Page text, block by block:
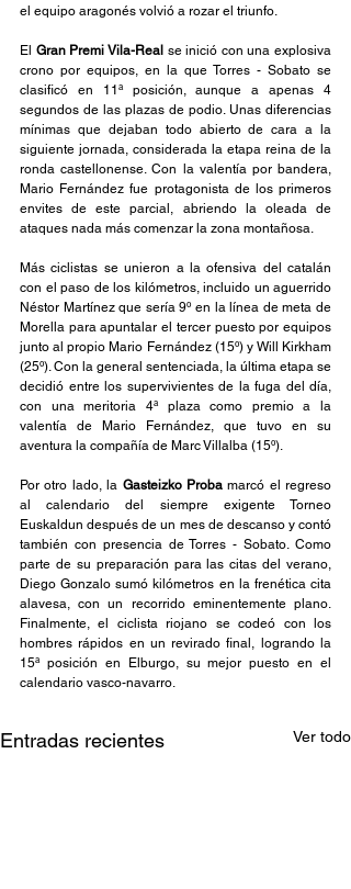
el equipo aragonés volvió a rozar el triunfo.
El Gran Premi Vila-Real se inició con una explosiva
crono por equipos, en la que Torres - Sobato se
clasificó en 11ª posición, aunque a apenas 4
segundos de las plazas de podio. Unas diferencias
mínimas que dejaban todo abierto de cara a la
siguiente jornada, considerada la etapa reina de la
ronda castellonense. Con la valentía por bandera,
Mario Fernández fue protagonista de los primeros
envites de este parcial, abriendo la oleada de
ataques nada más comenzar la zona montañosa.
Más ciclistas se unieron a la ofensiva del catalán
con el paso de los kilómetros, incluido un aguerrido
Néstor Martínez que sería 9º en la línea de meta de
Morella para apuntalar el tercer puesto por equipos
junto al propio Mario Fernández (15º) y Will Kirkham
(25º). Con la general sentenciada, la última etapa se
decidió entre los supervivientes de la fuga del día,
con una meritoria 4ª plaza como premio a la
valentía de Mario Fernández, que tuvo en su
aventura la compañía de Marc Villalba (15º).
Por otro lado, la Gasteizko Proba marcó el regreso
al calendario del siempre exigente Torneo
Euskaldun después de un mes de descanso y contó
también con presencia de Torres - Sobato. Como
parte de su preparación para las citas del verano,
Diego Gonzalo sumó kilómetros en la frenética cita
alavesa, con un recorrido eminentemente plano.
Finalmente, el ciclista riojano se codeó con los
hombres rápidos en un revirado final, logrando la
15ª posición en Elburgo, su mejor puesto en el
calendario vasco-navarro.
Entradas recientes Ver todo